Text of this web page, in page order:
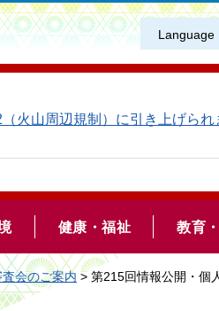
Language
火山周辺規制）に引き上げられ
健康・福祉 教育
会のご案内 > 第215回情報公開・個